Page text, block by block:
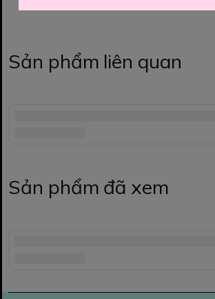
Sản phẩm liên quan
Sản phẩm đã xem